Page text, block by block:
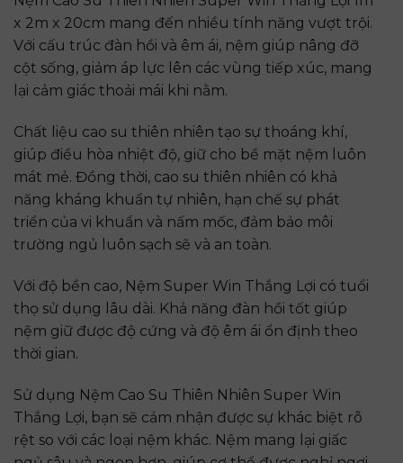
x 2m x 20cm mang đến nhiều tính năng vượt trội.
Với cấu trúc đàn hồi và êm ái, nệm giúp nâng đỡ
cột sống, giảm áp lực lên các vùng tiếp xúc, mang
lại cảm giác thoải mái khi nằm.
Chất liệu cao su thiên nhiên tạo sự thoáng khí,
giúp điều hòa nhiệt độ, giữ cho bề mặt nệm luôn
mát mẻ. Đồng thời, cao su thiên nhiên có khả
năng kháng khuẩn tự nhiên, hạn chế sự phát
triển của vi khuẩn và nấm mốc, đảm bảo môi
trường ngủ luôn sạch sẽ và an toàn.
Với độ bền cao, Nệm Super Win Thắng Lợi có tuổi
thọ sử dụng lâu dài. Khả năng đàn hồi tốt giúp
nệm giữ được độ cứng và độ êm ái ổn định theo
thời gian.
Sử dụng Nệm Cao Su Thiên Nhiên Super Win
Thắng Lợi, bạn sẽ cảm nhận được sự khác biệt rõ
rệt so với các loại nệm khác. Nệm mang lại giấc